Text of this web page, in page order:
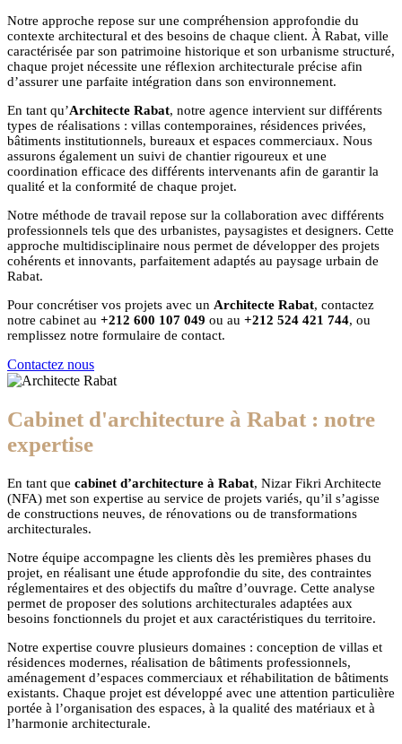
Notre approche repose sur une compréhension approfondie du
contexte architectural et des besoins de chaque client. À Rabat, ville
caractérisée par son patrimoine historique et son urbanisme structuré,
chaque projet nécessite une réflexion architecturale précise afin
d’assurer une parfaite intégration dans son environnement.
En tant qu’Architecte Rabat, notre agence intervient sur différents
types de réalisations : villas contemporaines, résidences privées,
bâtiments institutionnels, bureaux et espaces commerciaux. Nous
assurons également un suivi de chantier rigoureux et une
coordination efficace des différents intervenants afin de garantir la
qualité et la conformité de chaque projet.
Notre méthode de travail repose sur la collaboration avec différents
professionnels tels que des urbanistes, paysagistes et designers. Cette
approche multidisciplinaire nous permet de développer des projets
cohérents et innovants, parfaitement adaptés au paysage urbain de
Rabat.
Pour concrétiser vos projets avec un Architecte Rabat, contactez
notre cabinet au +212 600 107 049 ou au +212 524 421 744, ou
remplissez notre formulaire de contact.
Contactez nous
Cabinet d'architecture à Rabat : notre
expertise
En tant que cabinet d’architecture à Rabat, Nizar Fikri Architecte
(NFA) met son expertise au service de projets variés, qu’il s’agisse
de constructions neuves, de rénovations ou de transformations
architecturales.
Notre équipe accompagne les clients dès les premières phases du
projet, en réalisant une étude approfondie du site, des contraintes
réglementaires et des objectifs du maître d’ouvrage. Cette analyse
permet de proposer des solutions architecturales adaptées aux
besoins fonctionnels du projet et aux caractéristiques du territoire.
Notre expertise couvre plusieurs domaines : conception de villas et
résidences modernes, réalisation de bâtiments professionnels,
aménagement d’espaces commerciaux et réhabilitation de bâtiments
existants. Chaque projet est développé avec une attention particulière
portée à l’organisation des espaces, à la qualité des matériaux et à
l’harmonie architecturale.